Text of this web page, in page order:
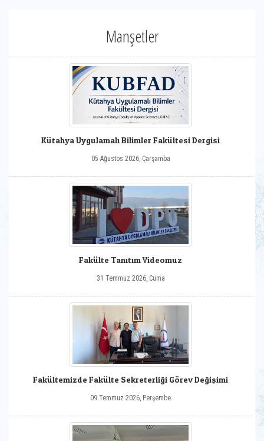
Manşetler
Kütahya Uygulamalı Bilimler Fakültesi Dergisi
05 Ağustos 2026, Çarşamba
Fakülte Tanıtım Videomuz
31 Temmuz 2026, Cuma
Fakültemizde Fakülte Sekreterliği Görev Değişimi
09 Temmuz 2026, Perşembe